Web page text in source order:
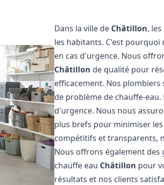
Dans la ville de Châtillon,
les habitants. C'est
en cas d'urgence. Nous
Châtillon de qualité pour
efficacement. Nos
de problème de chauffe-
d'urgence. Nous nous
plus brefs pour minimiser
compétitifs et transparents,
Nous offrons également
chauffe eau Châtillon pour
résultats et nos clients